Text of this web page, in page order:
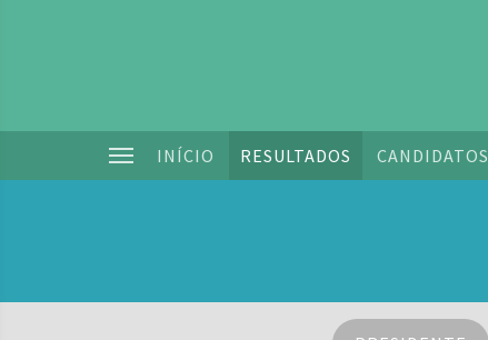
INÍCIO RESULTADOS CANDIDATOS